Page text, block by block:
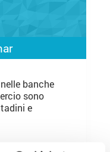
banche
sono
e